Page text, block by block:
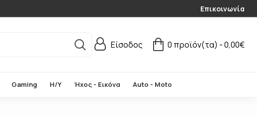
Επικοινωνία
Είσοδος 0 προϊόν(τα) - 0,00€
Gaming Η/Υ Ήχος - Εικόνα Auto - Moto